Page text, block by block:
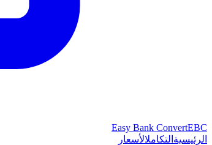
Easy Bank ConvertEBC
الرئيسية التكاملالأسعار